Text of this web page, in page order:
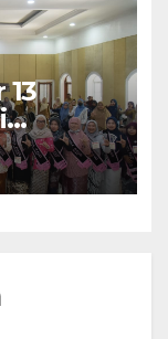
TK